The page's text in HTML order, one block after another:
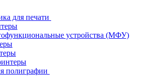
для печати
устройства (МФУ)
полиграфии